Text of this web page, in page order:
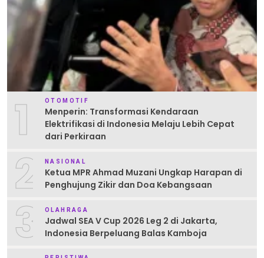
1 OTOMOTIF
Menperin: Transformasi Kendaraan
Elektrifikasi di Indonesia Melaju Lebih Cepat
dari Perkiraan
2 NASIONAL
Ketua MPR Ahmad Muzani Ungkap Harapan di
Penghujung Zikir dan Doa Kebangsaan
3 OLAHRAGA
Jadwal SEA V Cup 2026 Leg 2 di Jakarta,
Indonesia Berpeluang Balas Kamboja